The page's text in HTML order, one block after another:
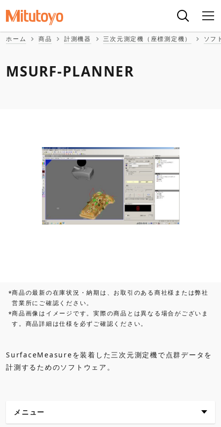
ホーム 商品 計測機器 三次元測定機（座標測定機） ソフ
MSURF-PLANNER
*商品の最新の在庫状況・納期は、お取引のある商社様または弊社
営業所にご確認ください。
*商品画像はイメージです。実際の商品とは異なる場合がございま
す。商品詳細は仕様を必ずご確認ください。
SurfaceMeasureを装着した三次元測定機で点群データを
計測するためのソフトウェア。
メニュー